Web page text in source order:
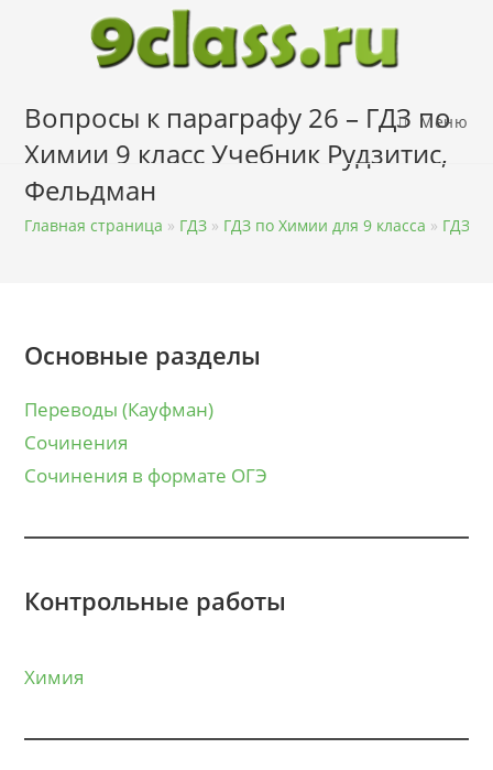
содержимому
Меню
Вопросы к параграфу 26 – ГДЗ по
Химии 9 класс Учебник Рудзитис,
Фельдман
Главная страница » ГДЗ » ГДЗ по Химии для 9 класса » ГДЗ
Основные разделы
Переводы (Кауфман)
Сочинения
Сочинения в формате ОГЭ
Контрольные работы
Химия